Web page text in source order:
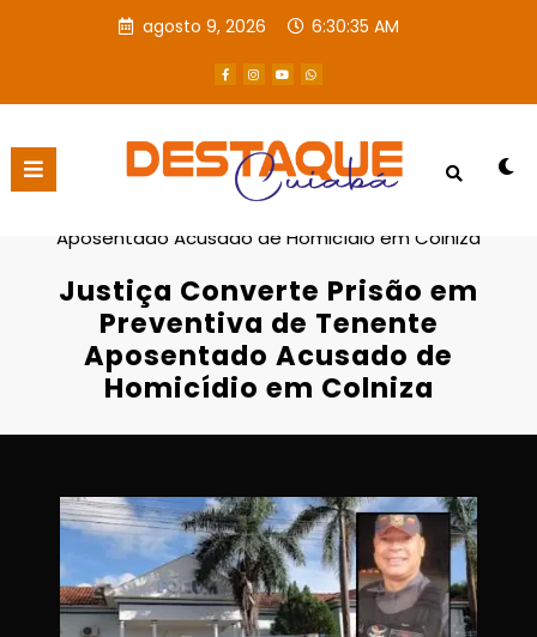
agosto 9, 2026 6:30:36 AM
Página inicial
Destaques
Aposentado Acusado de Homicídio em Colniza
Justiça Converte Prisão em
Preventiva de Tenente
Aposentado Acusado de
Homicídio em Colniza